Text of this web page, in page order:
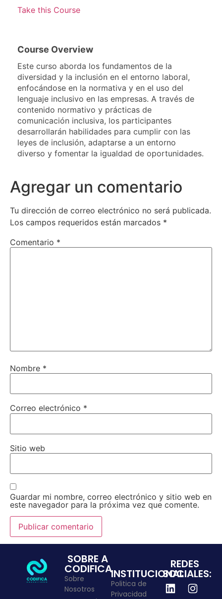
Take this Course
Course Overview
Este curso aborda los fundamentos de la
diversidad y la inclusión en el entorno laboral,
enfocándose en la normativa y en el uso del
lenguaje inclusivo en las empresas. A través de
contenido normativo y prácticas de
comunicación inclusiva, los participantes
desarrollarán habilidades para cumplir con las
leyes de inclusión, adaptarse a un entorno
diverso y fomentar la igualdad de oportunidades.
Agregar un comentario
Tu dirección de correo electrónico no será publicada.
Los campos requeridos están marcados *
Comentario *
Nombre *
Correo electrónico *
Sitio web
Guardar mi nombre, correo electrónico y sitio web en
este navegador para la próxima vez que comente.
SOBRE A
CODIFICA
Sobre
Nosotros
INSTITUCIONAL
Politica de
Privacidad
REDES
SOCIALES: